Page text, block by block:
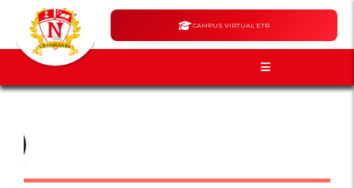
CAMPUS VIRTUAL ETR